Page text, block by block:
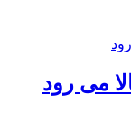
می رود